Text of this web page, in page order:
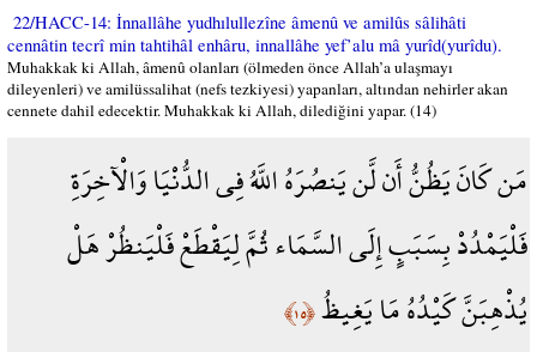
22/HACC-14: İnnallâhe yudhılullezîne âmenû ve amilûs sâlihâti
cennâtin tecrî min tahtihâl enhâru, innallâhe yef’alu mâ yurîd(yurîdu).
Muhakkak ki Allah, âmenû olanları (ölmeden önce Allah’a ulaşmayı
dileyenleri) ve amilüssalihat (nefs tezkiyesi) yapanları, altından nehirler akan
cennete dahil edecektir. Muhakkak ki Allah, dilediğini yapar. (14)
مَن كَانَ يَظُنُّ أَن لَّن يَنصُرَهُ اللَّهُ فِي الدُّنْيَا وَالْآخِرَةِ
فَلْيَمْدُدْ بِسَبَبٍ إِلَى السَّمَاء ثُمَّ لِيَقْطَعْ فَلْيَنظُرْ هَلْ
يُذْهِبَنَّ كَيْدُهُ مَا يَغِيظُ﴿١٥﴾